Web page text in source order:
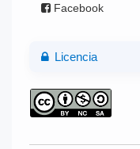
Facebook
Licencia